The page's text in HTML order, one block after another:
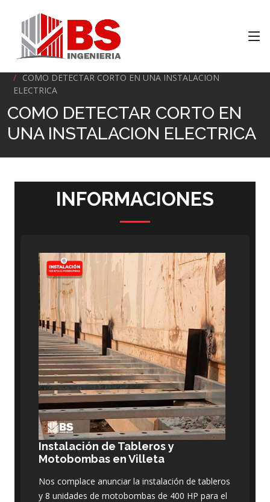
COMO DETECTAR CORTO EN UNA INSTALACION
ELECTRICA
COMO DETECTAR CORTO EN
UNA INSTALACION ELECTRICA
INFORMACIONES
Instalación de Tableros y
Motobombas en Villeta
Nos complace anunciar la instalación de tableros
y 8 unidades de motobombas de 400 HP para el